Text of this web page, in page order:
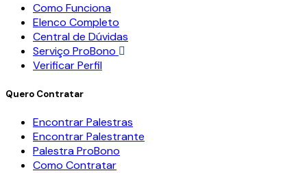
Como Funciona
Elenco Completo
Central de Dúvidas
Serviço ProBono
Verificar Perfil
Quero Contratar
Encontrar Palestras
Encontrar Palestrante
Palestra ProBono
Como Contratar